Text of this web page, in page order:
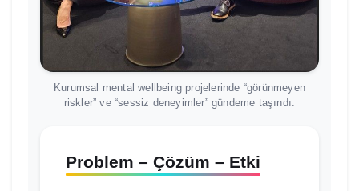
Kurumsal mental wellbeing projelerinde “görünmeyen
riskler” ve “sessiz deneyimler” gündeme taşındı.
Problem – Çözüm – Etki